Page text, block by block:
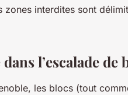
zones interdites sont
l’escalade de
les blocs (tout